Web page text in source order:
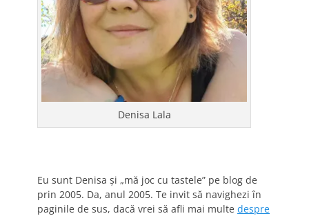
Denisa Lala
Eu sunt Denisa și „mă joc cu tastele” pe blog de
prin 2005. Da, anul 2005. Te invit să navighezi în
paginile de sus, dacă vrei să afli mai multe despre